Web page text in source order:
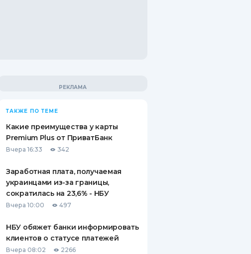
ТАКЖЕ ПО ТЕМЕ
Какие преимущества у карты
Premium Plus от ПриватБанк
Вчера 16:33 342
Заработная плата, получаемая
украинцами из-за границы,
сократилась на 23,6% - НБУ
Вчера 10:00 497
НБУ обяжет банки информировать
клиентов о статусе платежей
Вчера 08:02 2266